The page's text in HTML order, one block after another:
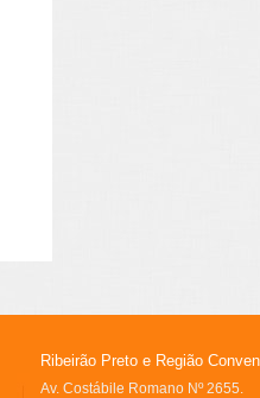
Ribeirão Preto e Região
Av. Costábile Romano Nº 2655.